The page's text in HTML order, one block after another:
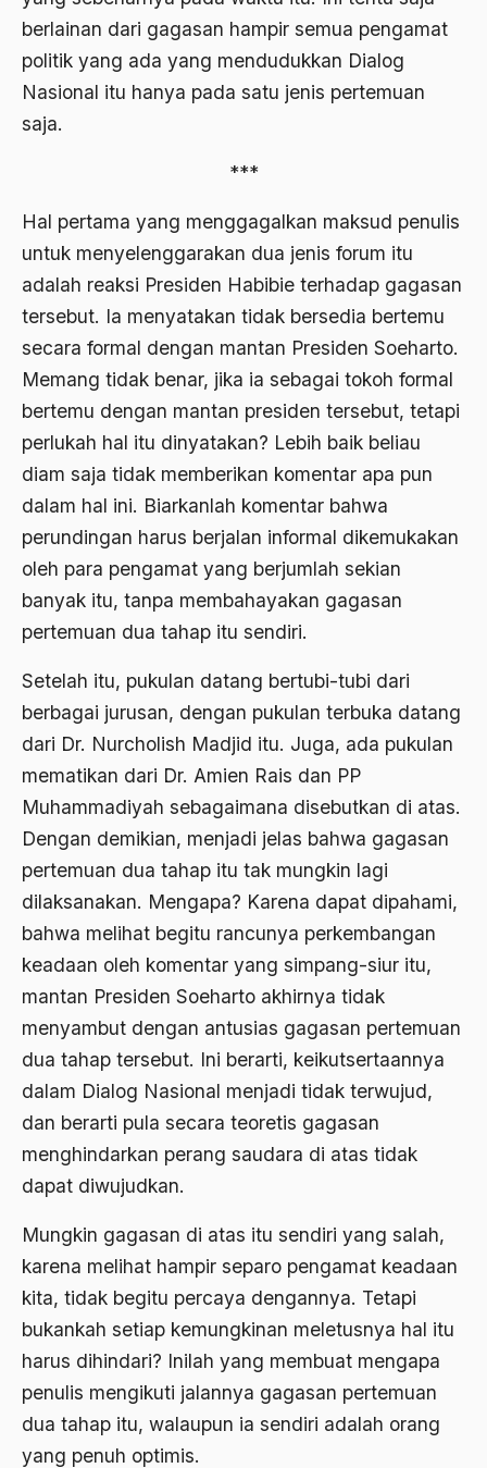
berlainan dari gagasan hampir semua pengamat
politik yang ada yang mendudukkan Dialog
Nasional itu hanya pada satu jenis pertemuan
saja.
***
Hal pertama yang menggagalkan maksud penulis
untuk menyelenggarakan dua jenis forum itu
adalah reaksi Presiden Habibie terhadap gagasan
tersebut. Ia menyatakan tidak bersedia bertemu
secara formal dengan mantan Presiden Soeharto.
Memang tidak benar, jika ia sebagai tokoh formal
bertemu dengan mantan presiden tersebut, tetapi
perlukah hal itu dinyatakan? Lebih baik beliau
diam saja tidak memberikan komentar apa pun
dalam hal ini. Biarkanlah komentar bahwa
perundingan harus berjalan informal dikemukakan
oleh para pengamat yang berjumlah sekian
banyak itu, tanpa membahayakan gagasan
pertemuan dua tahap itu sendiri.
Setelah itu, pukulan datang bertubi-tubi dari
berbagai jurusan, dengan pukulan terbuka datang
dari Dr. Nurcholish Madjid itu. Juga, ada pukulan
mematikan dari Dr. Amien Rais dan PP
Muhammadiyah sebagaimana disebutkan di atas.
Dengan demikian, menjadi jelas bahwa gagasan
pertemuan dua tahap itu tak mungkin lagi
dilaksanakan. Mengapa? Karena dapat dipahami,
bahwa melihat begitu rancunya perkembangan
keadaan oleh komentar yang simpang-siur itu,
mantan Presiden Soeharto akhirnya tidak
menyambut dengan antusias gagasan pertemuan
dua tahap tersebut. Ini berarti, keikutsertaannya
dalam Dialog Nasional menjadi tidak terwujud,
dan berarti pula secara teoretis gagasan
menghindarkan perang saudara di atas tidak
dapat diwujudkan.
Mungkin gagasan di atas itu sendiri yang salah,
karena melihat hampir separo pengamat keadaan
kita, tidak begitu percaya dengannya. Tetapi
bukankah setiap kemungkinan meletusnya hal itu
harus dihindari? Inilah yang membuat mengapa
penulis mengikuti jalannya gagasan pertemuan
dua tahap itu, walaupun ia sendiri adalah orang
yang penuh optimis.
Agum Gumelar
Agus Miftah
Ahimsa
Ahli
Ahli Ilmu Agama
Ahli waris
ahlul sunnah wal jamaah
Ahlussunnah
Ahlussunnah Wal jamaah
Ahmad Benbella
Ahmad Daudy
Ahmad Dhani
Ahmad Hasan Rurbi
Ahmad Syafi’i Ma’arif
Ahmad Tirtisudiro
ahmad wahib
Ahmad Wahid
AIDS
Airport
Airport Noto Hadi Negoro
Ajaran AGama
Ajaran Agama Islam
Ajaran Islam
ajaran kemasyarakatan
Ajengan SIngaparna
Akademi Jakarta
Akbar tanjung
akhlak
Akhlaq
Akidah
Aktivis